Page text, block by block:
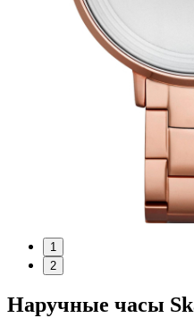
1
2
Наручные часы